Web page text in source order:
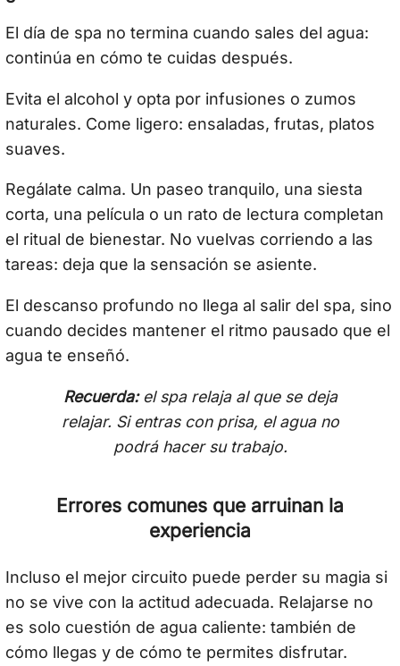
El día de spa no termina cuando sales del agua:
continúa en cómo te cuidas después.
Evita el alcohol y opta por infusiones o zumos
naturales. Come ligero: ensaladas, frutas, platos
suaves.
Regálate calma. Un paseo tranquilo, una siesta
corta, una película o un rato de lectura completan
el ritual de bienestar. No vuelvas corriendo a las
tareas: deja que la sensación se asiente.
El descanso profundo no llega al salir del spa, sino
cuando decides mantener el ritmo pausado que el
agua te enseñó.
Recuerda:el spa relaja al que se deja
relajar. Si entras con prisa, el agua no
podrá hacer su trabajo.
Errores comunes que arruinan la
experiencia
Incluso el mejor circuito puede perder su magia si
no se vive con la actitud adecuada. Relajarse no
es solo cuestión de agua caliente: también de
cómo llegas y de cómo te permites disfrutar.